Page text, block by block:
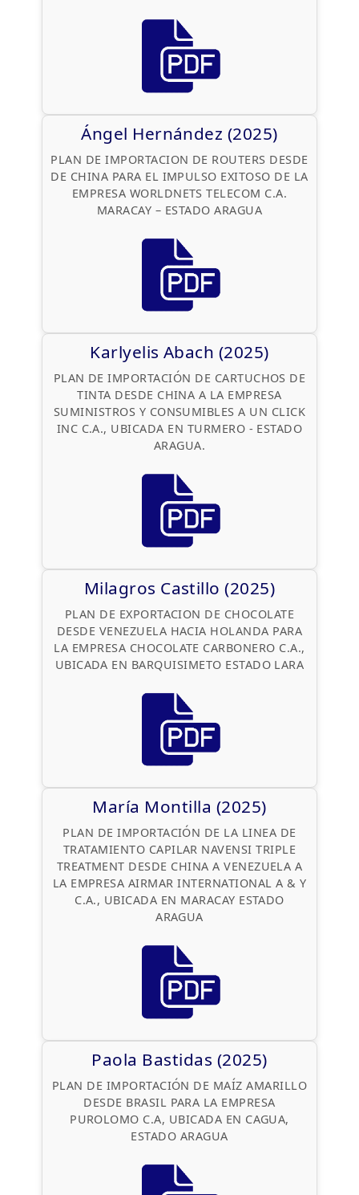
Ángel Hernández (2025)
PLAN DE IMPORTACION DE ROUTERS DESDE
DE CHINA PARA EL IMPULSO EXITOSO DE LA
EMPRESA WORLDNETS TELECOM C.A.
MARACAY – ESTADO ARAGUA
Karlyelis Abach (2025)
PLAN DE IMPORTACIÓN DE CARTUCHOS DE
TINTA DESDE CHINA A LA EMPRESA
SUMINISTROS Y CONSUMIBLES A UN CLICK
INC C.A., UBICADA EN TURMERO - ESTADO
ARAGUA.
Milagros Castillo (2025)
PLAN DE EXPORTACION DE CHOCOLATE
DESDE VENEZUELA HACIA HOLANDA PARA
LA EMPRESA CHOCOLATE CARBONERO C.A.,
UBICADA EN BARQUISIMETO ESTADO LARA
María Montilla (2025)
PLAN DE IMPORTACIÓN DE LA LINEA DE
TRATAMIENTO CAPILAR NAVENSI TRIPLE
TREATMENT DESDE CHINA A VENEZUELA A
LA EMPRESA AIRMAR INTERNATIONAL A & Y
C.A., UBICADA EN MARACAY ESTADO
ARAGUA
Paola Bastidas (2025)
PLAN DE IMPORTACIÓN DE MAÍZ AMARILLO
DESDE BRASIL PARA LA EMPRESA
PUROLOMO C.A, UBICADA EN CAGUA,
ESTADO ARAGUA